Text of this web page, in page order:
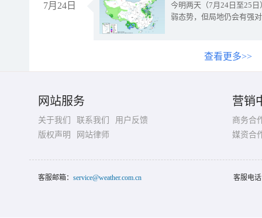
7月24日
今明两天（7月24日至25
弱态势，但局地仍会有强
查看更多>>
网站服务
关于我们 联系我们
用户反馈
版权声明
网站律师
营销
商务合
媒资合
客服邮箱： service@weather.com.cn 客服电